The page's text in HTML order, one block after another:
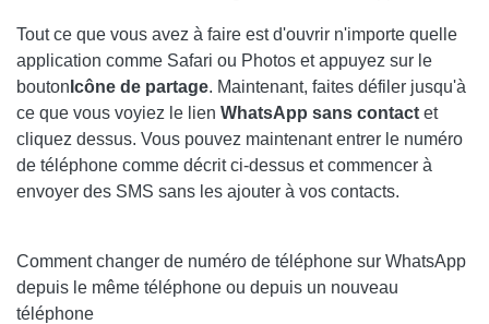
Tout ce que vous avez à faire est d'ouvrir n'importe quelle
application comme Safari ou Photos et appuyez sur le
bouton Icône de partage. Maintenant, faites défiler jusqu'à
ce que vous voyiez le lien WhatsApp sans contact et
cliquez dessus. Vous pouvez maintenant entrer le numéro
de téléphone comme décrit ci-dessus et commencer à
envoyer des SMS sans les ajouter à vos contacts.
Comment changer de numéro de téléphone sur WhatsApp
depuis le même téléphone ou depuis un nouveau
téléphone